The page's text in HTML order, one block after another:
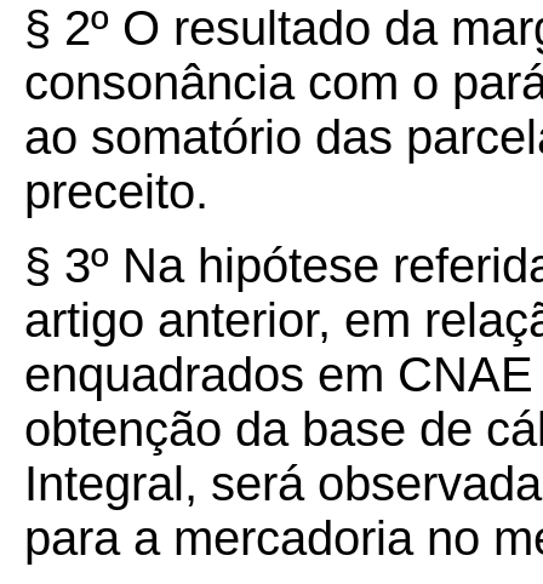
§ 2º O resultado da
consonância com o
ao somatório das
preceito.
§ 3º Na hipótese
artigo anterior, em
enquadrados em
obtenção da base de
Integral, será
para a mercadoria no